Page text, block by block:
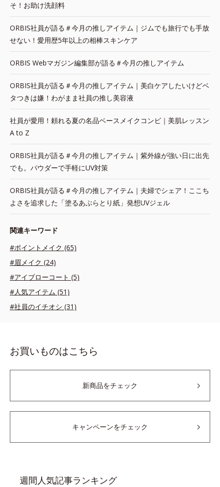
そ！お助け洗顔料
ORBIS社員が語る＃今月の推しアイテム｜ジムでも旅行でも手放
せない！愛用歴5年以上の相棒スキンケア
ORBIS Webマガジン編集部が語る＃今月の推しアイテム
ORBIS社員が語る＃今月の推しアイテム｜美白ケアしたいけどベ
タつきは嫌！わがまま社員の推し美容液
社員が愛用！頼れる夏の名品ベースメイクコンビ｜美肌レッスン
A to Z
ORBIS社員が語る＃今月の推しアイテム｜紫外線が強い日に出先
でも。パウダーで手軽にUV対策
ORBIS社員が語る＃今月の推しアイテム｜夫婦でシェア！ここち
よさを追求した「塗るあぶらとり紙」発想UVジェル
関連キーワード
#ポイントメイク (65)
#眉メイク (24)
#アイブローコート (5)
#人気アイテム (51)
#社員のイチオシ (31)
お買いものはこちら
新商品をチェック
キャンペーンをチェック
週間人気記事ランキング